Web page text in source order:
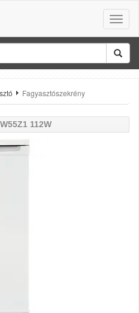
Toggle
Fagyasztószekrény
W55Z1 112W